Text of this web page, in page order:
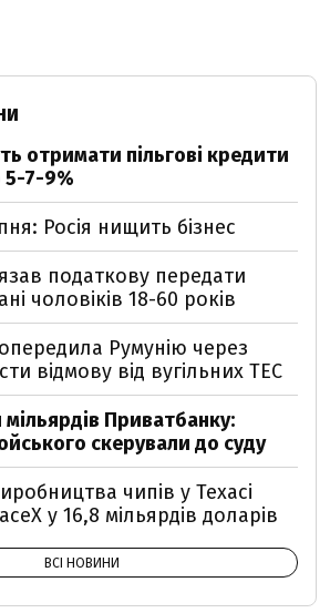
отримати пільгові кредити
5-7-9%
Росія нищить бізнес
податкову передати
чоловіків 18-60 років
Румунію через
відмову від вугільних ТЕС
Приватбанку:
скерували до суду
чипів у Техасі
у 16,8 мільярдів доларів
ВСІ НОВИНИ